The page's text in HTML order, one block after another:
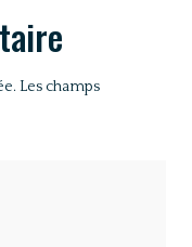
Les champs